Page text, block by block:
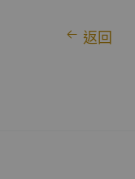
返回